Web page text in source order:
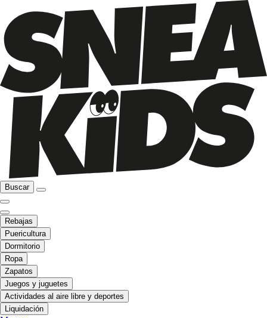
Buscar
Rebajas
Puericultura
Dormitorio
Ropa
Zapatos
Juegos y juguetes
Actividades al aire libre y deportes
Liquidación